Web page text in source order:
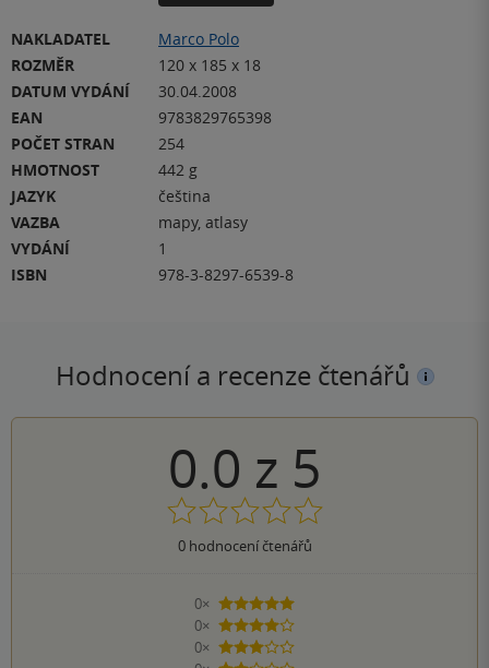
NAKLADATEL
Marco Polo
ROZMĚR
120 x 185 x 18
DATUM VYDÁNÍ
30.04.2008
EAN
9783829765398
POČET STRAN
254
HMOTNOST
442 g
JAZYK
čeština
VAZBA
mapy, atlasy
VYDÁNÍ
1
ISBN
978-3-8297-6539-8
Hodnocení a recenze čtenářů
0.0 z 5
0hodnocení čtenářů
0×
5 hvězdiček
0×
4 hvězdičky
0×
3 hvězdičky